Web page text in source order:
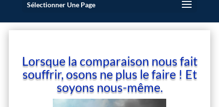
Sélectionner Une Page
Lorsque la comparaison nous fait
souffrir, osons ne plus le faire ! Et
soyons nous-même.